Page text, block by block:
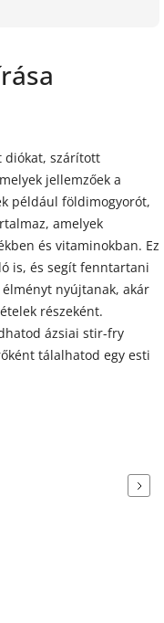
diókat, szárított
jellemzőek a
például földimogyorót,
amelyek
és vitaminokban. Ez
is, és segít fenntartani
nyújtanak, akár
részeként.
ázsiai stir-fry
tálalhatod egy esti
Next